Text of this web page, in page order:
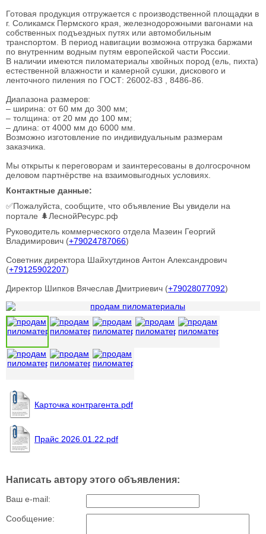
Готовая продукция отгружается с производственной площадки в
г. Соликамск Пермского края, железнодорожными вагонами на
собственных подъездных путях или автомобильным
транспортом. В период навигации возможна отгрузка баржами
по внутренним водным путям европейской части России.
В наличии имеются пиломатериалы хвойных пород (ель, пихта)
естественной влажности и камерной сушки, дискового и
ленточного пиления по ГОСТ: 26002-83 , 8486-86.
Диапазона размеров:
– ширина: от 60 мм до 300 мм;
– толщина: от 20 мм до 100 мм;
– длина: от 4000 мм до 6000 мм.
Возможно изготовление по индивидуальным размерам
заказчика.
Мы открыты к переговорам и заинтересованы в долгосрочном
деловом партнёрстве на взаимовыгодных условиях.
Контактные данные:
✅Пожалуйста, сообщите, что объявление Вы увидели на
портале 🌲ЛеснойРесурс.рф
Руководитель коммерческого отдела Мазеин Георгий
Владимирович (+79024787066)
Советник директора Шайхутдинов Антон Александрович
(+79125902207)
Директор Шипков Вячеслав Дмитриевич (+79028077092)
Карточка контрагента.pdf
Прайс 2026.01.22.pdf
Написать автору этого объявления:
Ваш e-mail:
Сообщение: